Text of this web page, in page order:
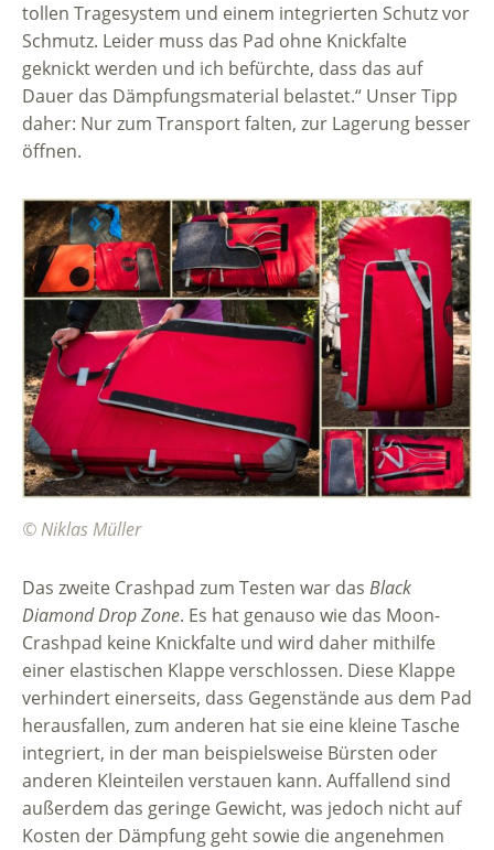
tollen Tragesystem und einem integrierten Schutz vor
Schmutz. Leider muss das Pad ohne Knickfalte
geknickt werden und ich befürchte, dass das auf
Dauer das Dämpfungsmaterial belastet.“ Unser Tipp
daher: Nur zum Transport falten, zur Lagerung besser
öffnen.
© Niklas Müller
Das zweite Crashpad zum Testen war das Black
Diamond Drop Zone. Es hat genauso wie das Moon-
Crashpad keine Knickfalte und wird daher mithilfe
einer elastischen Klappe verschlossen. Diese Klappe
verhindert einerseits, dass Gegenstände aus dem Pad
herausfallen, zum anderen hat sie eine kleine Tasche
integriert, in der man beispielsweise Bürsten oder
anderen Kleinteilen verstauen kann. Auffallend sind
außerdem das geringe Gewicht, was jedoch nicht auf
Kosten der Dämpfung geht sowie die angenehmen